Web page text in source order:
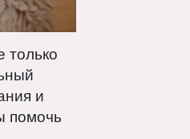
не только